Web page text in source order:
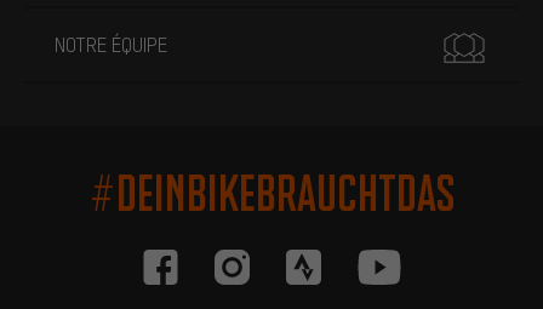
NOTRE ÉQUIPE
#DEINBIKEBRAUCHTDAS